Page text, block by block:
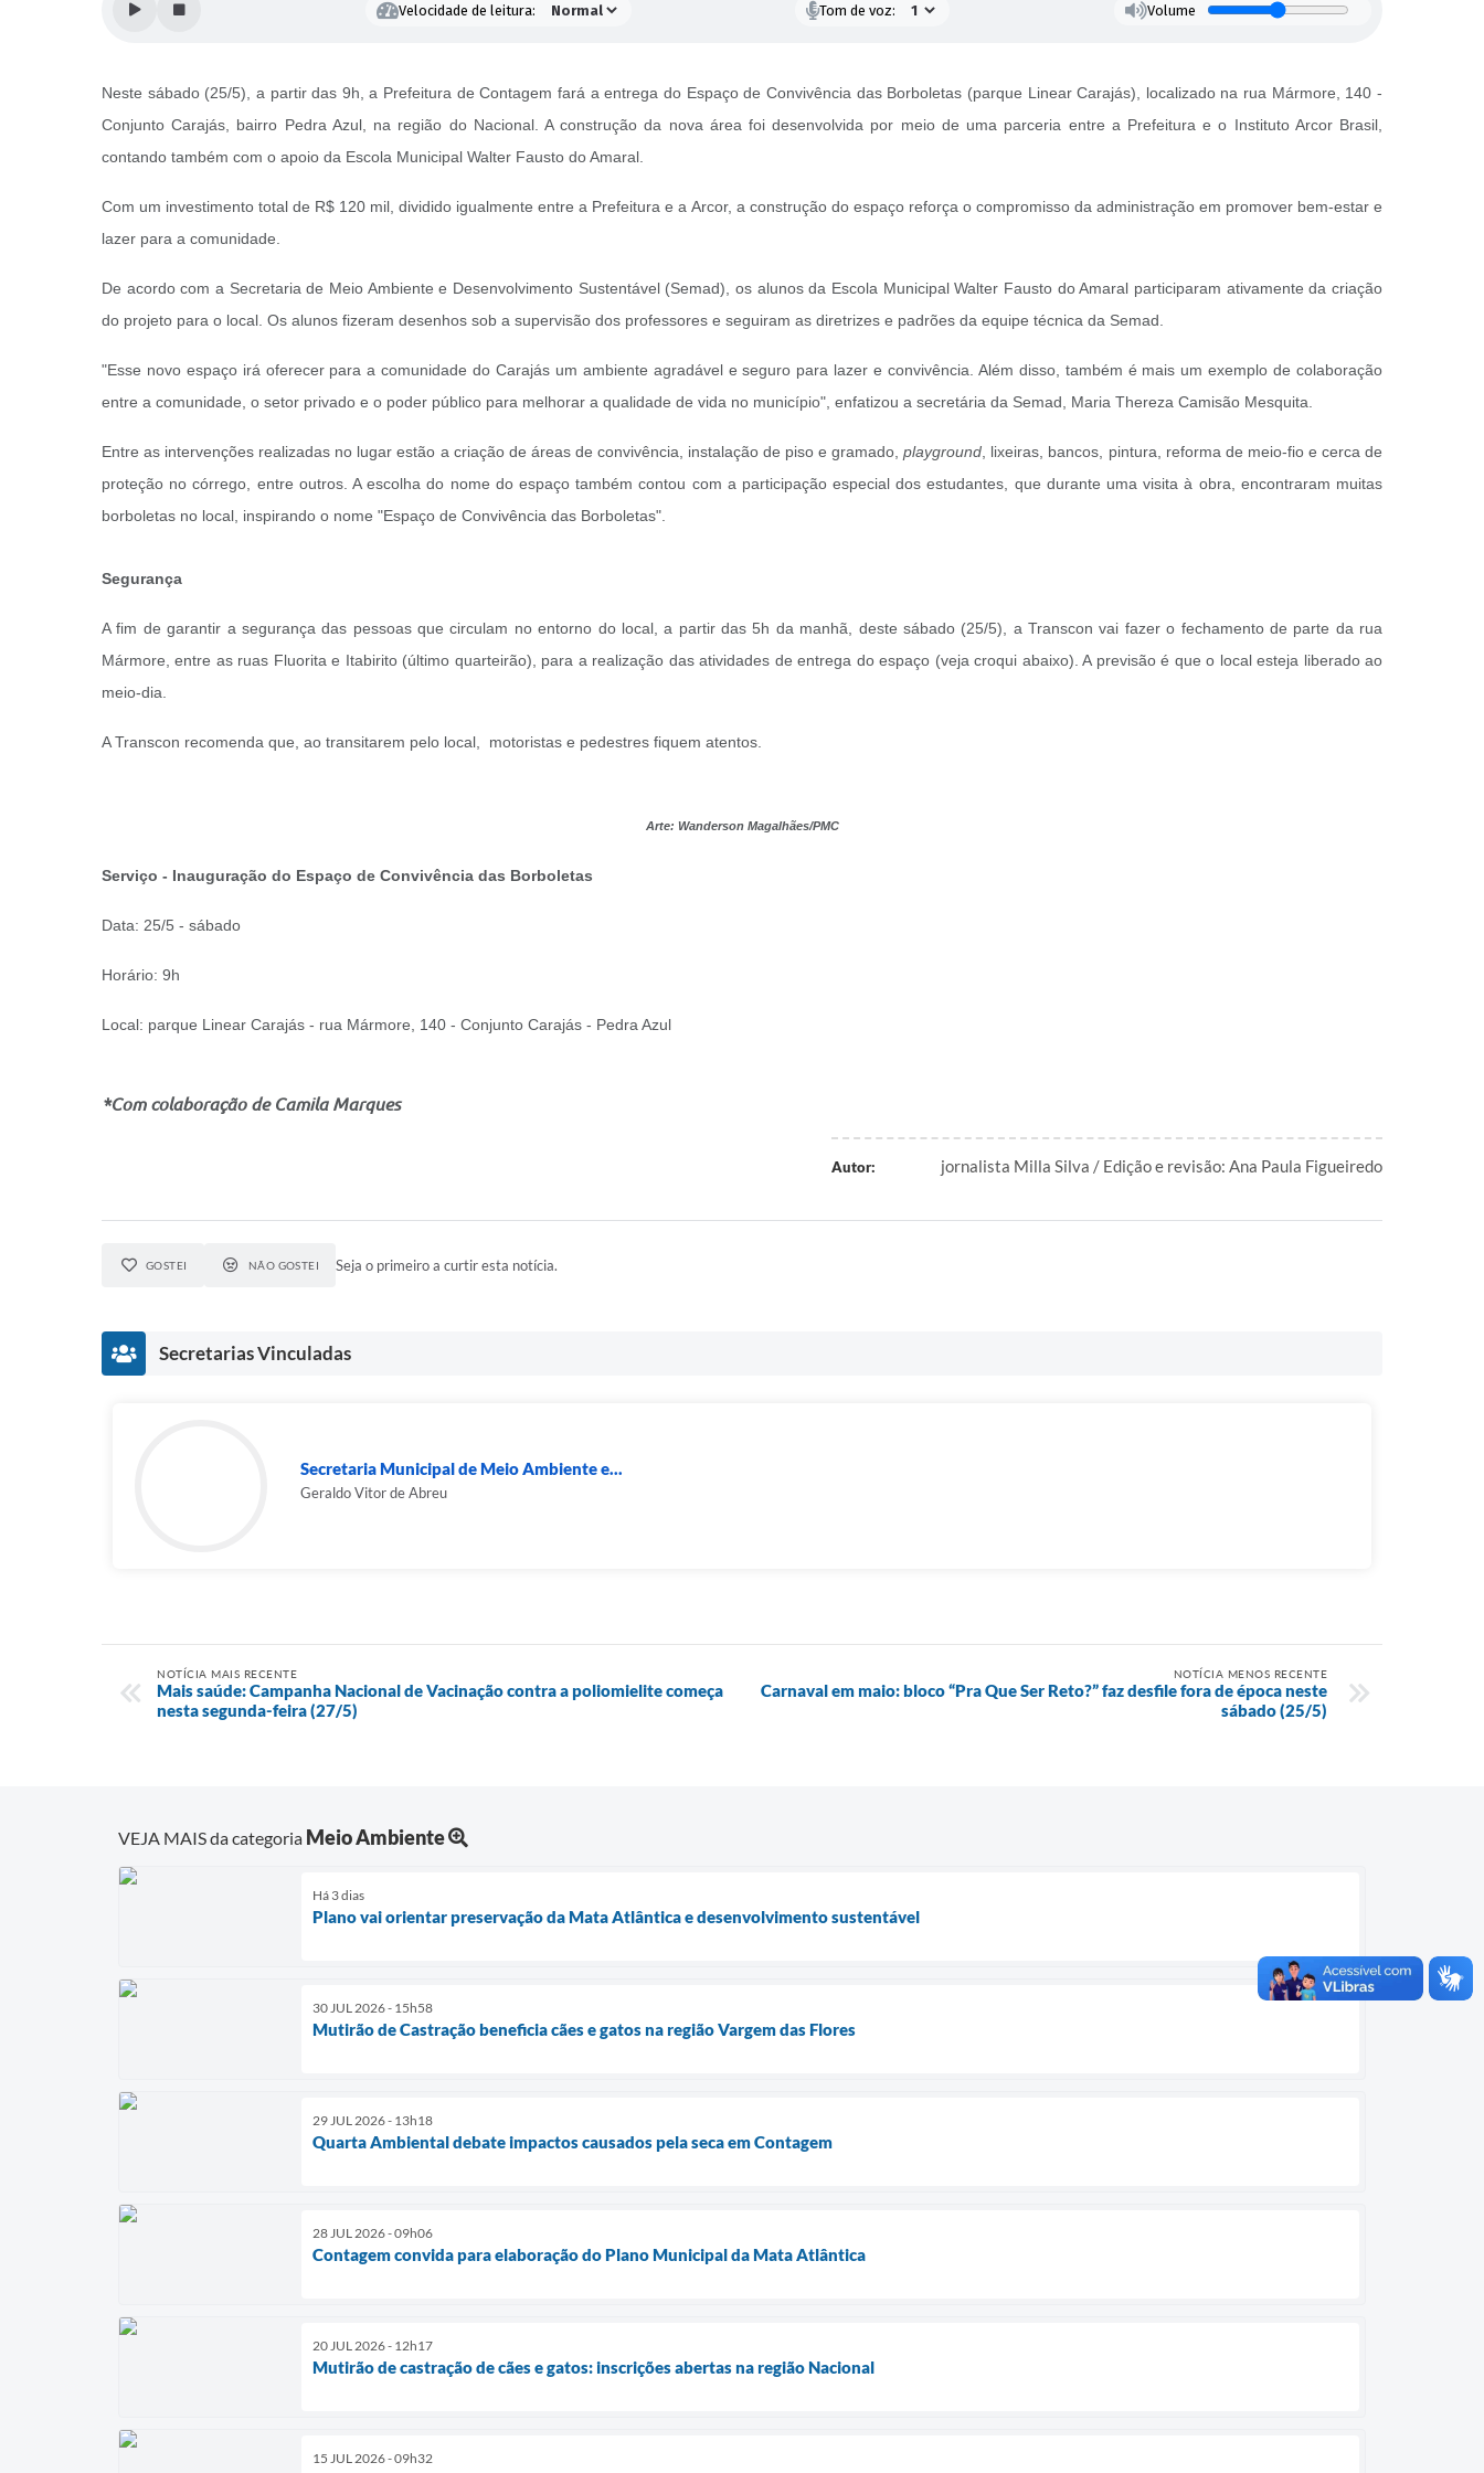
Velocidade de leitura: Tom de voz: Volume
Neste sábado (25/5), a partir das 9h, a Prefeitura de Contagem fará a entrega do Espaço de Convivência das Borboletas (parque Linear Carajás), localizado na rua Mármore, 140 -
Conjunto Carajás, bairro Pedra Azul, na região do Nacional. A construção da nova área foi desenvolvida por meio de uma parceria entre a Prefeitura e o Instituto Arcor Brasil,
contando também com o apoio da Escola Municipal Walter Fausto do Amaral.
Com um investimento total de R$ 120 mil, dividido igualmente entre a Prefeitura e a Arcor, a construção do espaço reforça o compromisso da administração em promover bem-estar e
lazer para a comunidade.
De acordo com a Secretaria de Meio Ambiente e Desenvolvimento Sustentável (Semad), os alunos da Escola Municipal Walter Fausto do Amaral participaram ativamente da criação
do projeto para o local. Os alunos fizeram desenhos sob a supervisão dos professores e seguiram as diretrizes e padrões da equipe técnica da Semad.
"Esse novo espaço irá oferecer para a comunidade do Carajás um ambiente agradável e seguro para lazer e convivência. Além disso, também é mais um exemplo de colaboração
entre a comunidade, o setor privado e o poder público para melhorar a qualidade de vida no município", enfatizou a secretária da Semad, Maria Thereza Camisão Mesquita.
Entre as intervenções realizadas no lugar estão a criação de áreas de convivência, instalação de piso e gramado,playground , lixeiras, bancos, pintura, reforma de meio-fio e cerca de
proteção no córrego, entre outros. A escolha do nome do espaço também contou com a participação especial dos estudantes, que durante uma visita à obra, encontraram muitas
borboletas no local, inspirando o nome "Espaço de Convivência das Borboletas".
Segurança
A fim de garantir a segurança das pessoas que circulam no entorno do local, a partir das 5h da manhã, deste sábado (25/5), a Transcon vai fazer o fechamento de parte da rua
Mármore, entre as ruas Fluorita e Itabirito (último quarteirão), para a realização das atividades de entrega do espaço (veja croqui abaixo). A previsão é que o local esteja liberado ao
meio-dia.
A Transcon recomenda que, ao transitarem pelo local, motoristas e pedestres fiquem atentos.
Arte: Wanderson Magalhães/PMC
Serviço - Inauguração do Espaço de Convivência das Borboletas
Data: 25/5 - sábado
Horário: 9h
Local: parque Linear Carajás - rua Mármore, 140 - Conjunto Carajás - Pedra Azul
*Com colaboração de Camila Marques
Autor: jornalista Milla Silva / Edição e revisão: Ana Paula Figueiredo
GOSTEI NÃO GOSTEI Seja o primeiro a curtir esta notícia.
Secretarias Vinculadas
Secretaria Municipal de Meio Ambiente e...
Geraldo Vitor de Abreu
NOTÍCIA MAIS RECENTE
Mais saúde: Campanha Nacional de Vacinação contra a poliomielite começa
nesta segunda-feira (27/5)
NOTÍCIA MENOS RECENTE
Carnaval em maio: bloco “Pra Que Ser Reto?” faz desfile fora de época neste
sábado (25/5)
VEJA MAIS da categoria Meio Ambiente
Há 3 dias
Plano vai orientar preservação da Mata Atlântica e desenvolvimento sustentável
30 JUL 2026 - 15h58
Mutirão de Castração beneficia cães e gatos na região Vargem das Flores
29 JUL 2026 - 13h18
Quarta Ambiental debate impactos causados pela seca em Contagem
28 JUL 2026 - 09h06
Contagem convida para elaboração do Plano Municipal da Mata Atlântica
20 JUL 2026 - 12h17
Mutirão de castração de cães e gatos: inscrições abertas na região Nacional
15 JUL 2026 - 09h32